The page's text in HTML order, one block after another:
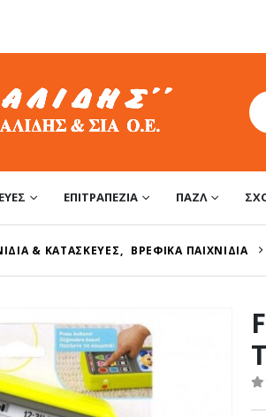
ΕΠΙΤΡΑΠΈΖΙΑ ΠΑΖΛ
& ΚΑΤΑΣΚΕΥΈΣ, ΒΡΕΦΙΚΆ ΠΑΙΧΝΊΔΙΑ